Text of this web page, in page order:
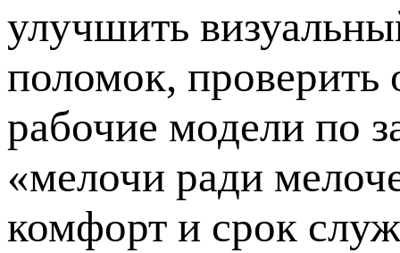
улучшить
поломок, проверить
рабочие модели по
«мелочи ради
комфорт и срок